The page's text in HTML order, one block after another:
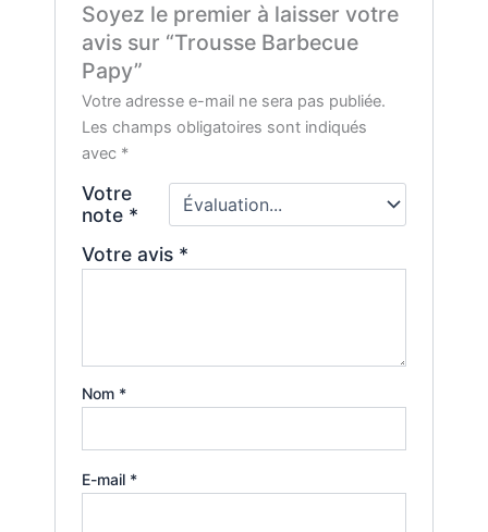
Soyez le premier à laisser votre
avis sur “Trousse Barbecue
Papy”
Votre adresse e-mail ne sera pas publiée.
Les champs obligatoires sont indiqués
avec *
Votre
note *
Votre avis *
Nom *
E-mail *